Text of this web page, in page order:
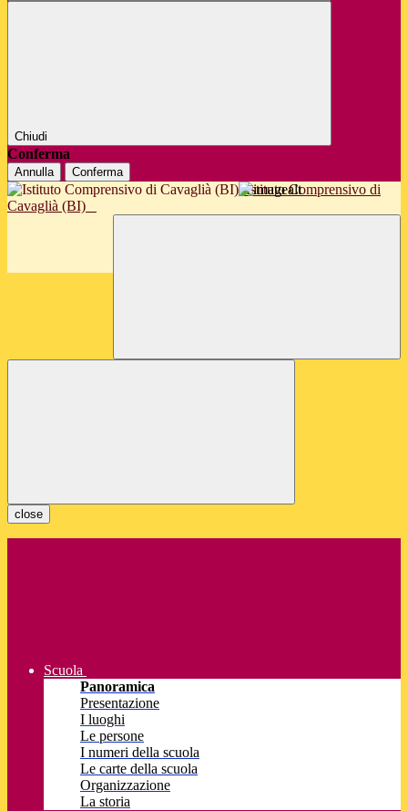
Chiudi
Conferma
Annulla Conferma
Istituto Comprensivo di
Cavaglià (BI)
close
Scuola
Panoramica
Presentazione
I luoghi
Le persone
I numeri della scuola
Le carte della scuola
Organizzazione
La storia